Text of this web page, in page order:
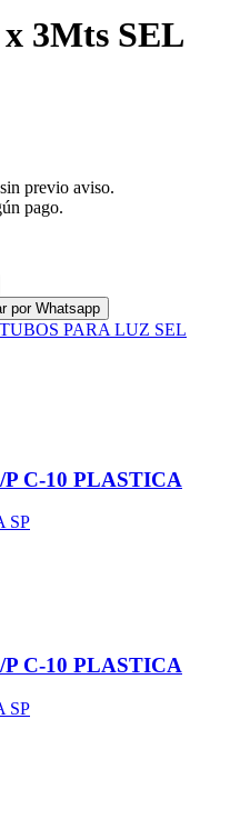
3Mts SEL
previo aviso.
pago.
por Whatsapp
TUBOS PARA LUZ SEL
C-10 PLASTICA
SP
C-10 PLASTICA
SP